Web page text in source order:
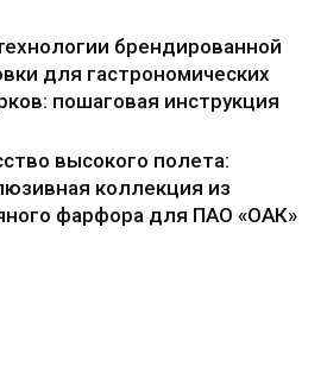
брендированной
для гастрономических
пошаговая инструкция
высокого полета:
коллекция из
фарфора для ПАО «ОАК»